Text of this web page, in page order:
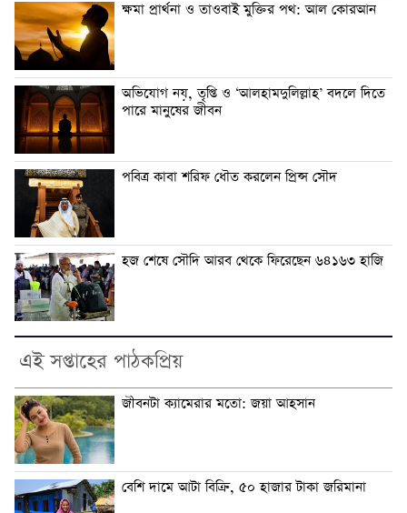
ক্ষমা প্রার্থনা ও তাওবাই মুক্তির পথ: আল কোরআন
অভিযোগ নয়, তৃপ্তি ও ‘আলহামদুলিল্লাহ’ বদলে দিতে
পারে মানুষের জীবন
পবিত্র কাবা শরিফ ধৌত করলেন প্রিন্স সৌদ
হজ শেষে সৌদি আরব থেকে ফিরেছেন ৬৪১৬৩ হাজি
এই সপ্তাহের পাঠকপ্রিয়
জীবনটা ক্যামেরার মতো: জয়া আহসান
বেশি দামে আটা বিক্রি, ৫০ হাজার টাকা জরিমানা